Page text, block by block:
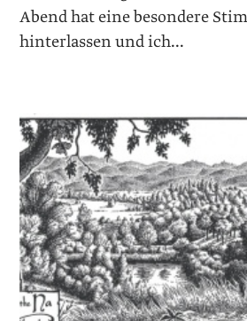
Abend hat eine besondere
hinterlassen und ich...